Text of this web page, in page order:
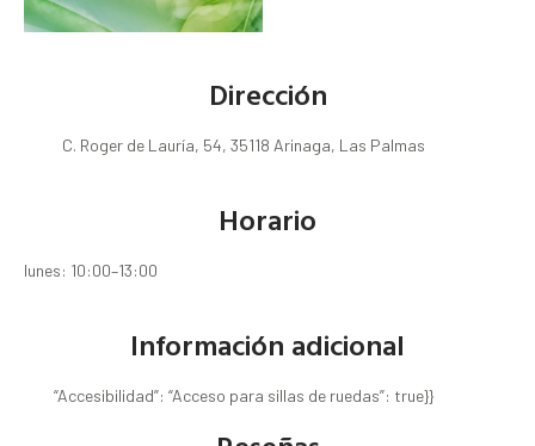
Dirección
C. Roger de Lauría, 54, 35118 Arinaga, Las Palmas
Horario
lunes: 10:00–13:00
Información adicional
“Accesibilidad”: “Acceso para sillas de ruedas”: true}}